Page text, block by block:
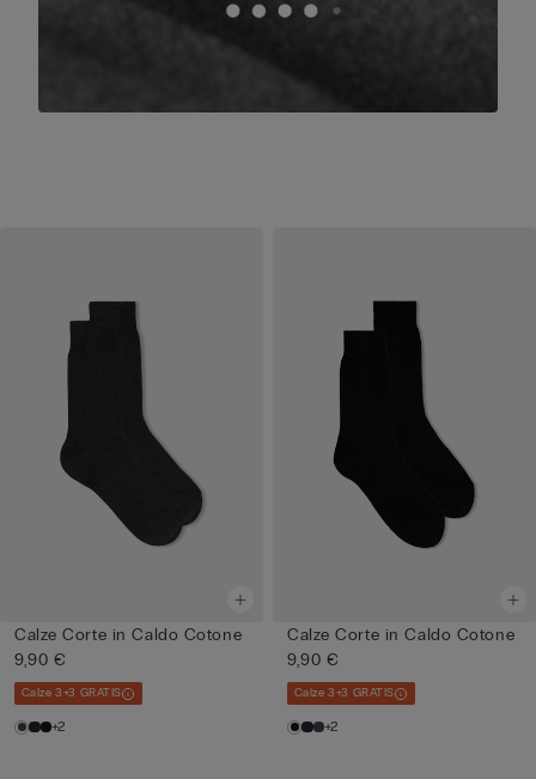
Calze Corte in Caldo Cotone
9,90 €
Calze 3+3 GRATIS
+2
Calze Corte in Caldo Cotone
9,90 €
Calze 3+3 GRATIS
+2